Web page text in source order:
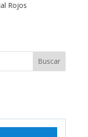
Rojos
Buscar